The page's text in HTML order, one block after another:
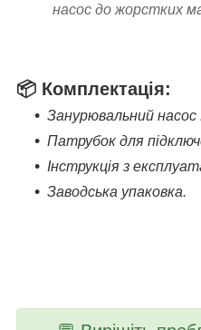
насос до жорстких
📦 Комплектація:
Занурювальний
Патрубок для
Інструкція з
Заводська упаковка.